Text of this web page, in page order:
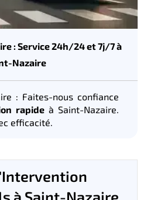
: Service 24h/24 et 7j/7 à
Nazaire
: Faites-nous confiance
rapideà Saint-Nazaire.
efficacité.
à Saint-Nazaire